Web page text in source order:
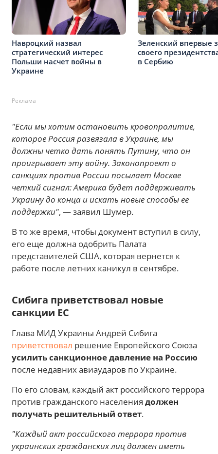
Навроцкий назвал
стратегический интерес
Польши насчет войны в
Украине
Зеленский впервые
своего
в Сербию
Реклама
"Если мы хотим остановить кровопролитие,
которое Россия развязала в Украине, мы
должны четко дать понять Путину, что он
проигрывает эту войну. Законопроект о
санкциях против России посылает Москве
четкий сигнал: Америка будет поддерживать
Украину до конца и искать новые способы ее
поддержки", — заявил Шумер.
В то же время, чтобы документ вступил в силу,
его еще должна одобрить Палата
представителей США, которая вернется к
работе после летних каникул в сентябре.
Сибига приветствовал новые
санкции ЕС
Глава МИД Украины Андрей Сибига
приветствовал решение Европейского Союза
усилить санкционное давление на Россию
после недавних авиаударов по Украине.
По его словам, каждый акт российского террора
против гражданского населения должен
получать решительный ответ.
"Каждый акт российского террора против
украинских гражданских лиц должен иметь